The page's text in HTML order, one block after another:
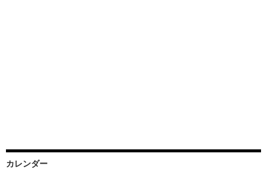
カレンダー